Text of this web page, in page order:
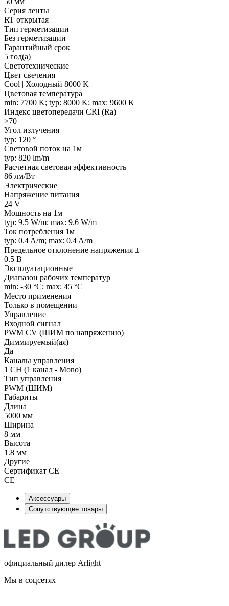
Серия ленты
RT открытая
Тип герметизации
Без герметизации
Гарантийный срок
5 год(а)
Светотехнические
Цвет свечения
Cool | Холодный 8000 K
Цветовая температура
min: 7700 K; typ: 8000 K; max: 9600 K
Индекс цветопередачи CRI (Ra)
>70
Угол излучения
typ: 120 °
Световой поток на 1м
typ: 820 lm/m
Расчетная световая эффективность
86 лм/Вт
Электрические
Напряжение питания
24 V
Мощность на 1м
typ: 9.5 W/m; max: 9.6 W/m
Ток потребления 1м
typ: 0.4 A/m; max: 0.4 A/m
Предельное отклонение напряжения ±
0.5 В
Эксплуатационные
Диапазон рабочих температур
min: -30 °C; max: 45 °C
Место применения
Только в помещении
Управление
Входной сигнал
PWM СV (ШИМ по напряжению)
Диммируемый(ая)
Да
Каналы управления
1 CH (1 канал - Mono)
Тип управления
PWM (ШИМ)
Габариты
Длина
5000 мм
Ширина
8 мм
Высота
1.8 мм
Другие
Сертификат CE
CE
Аксессуары
Сопутствующие товары
официальный дилер Arlight
Мы в соцсетях